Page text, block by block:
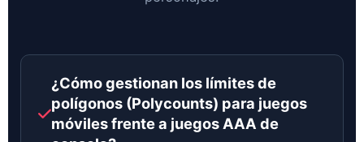
¿Cómo gestionan los límites de
polígonos (Polycounts) para juegos
móviles frente a juegos AAA de